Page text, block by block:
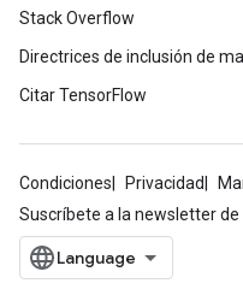
Stack Overflow
Directrices de inclusión de
Citar TensorFlow
Condiciones Privacidad
Suscríbete a la newsletter de